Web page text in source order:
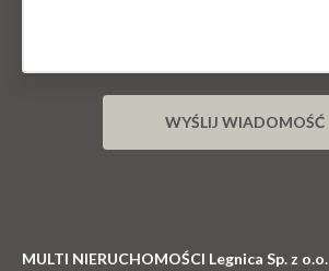
MULTI NIERUCHOMOŚCI Legnica Sp. z o.o.